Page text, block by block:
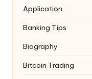
Application
Banking Tips
Biography
Bitcoin Trading